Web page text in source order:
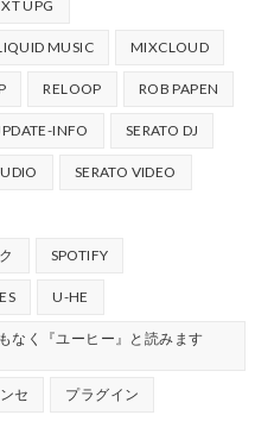
UPG
MUSIC MIXCLOUD
RELOOP ROB PAPEN
INFO SERATO DJ
SERATO VIDEO
SPOTIFY
U-HE
なく『ユーヒー』と読みます
セ プラグイン